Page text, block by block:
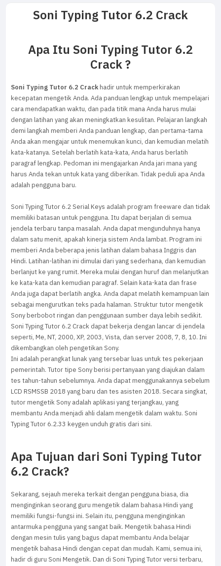
Soni Typing Tutor 6.2 Crack
Apa Itu Soni Typing Tutor 6.2
Crack ?
Soni Typing Tutor 6.2 Crackhadir untuk memperkirakan
kecepatan mengetik Anda. Ada panduan lengkap untuk mempelajari
cara mendapatkan waktu, dan pada titik mana Anda harus mulai
dengan latihan yang akan meningkatkan kesulitan. Pelajaran langkah
demi langkah memberi Anda panduan lengkap, dan pertama-tama
Anda akan mengajar untuk menemukan kunci, dan kemudian melatih
kata-katanya. Setelah berlatih kata-kata, Anda harus berlatih
paragraf lengkap. Pedoman ini mengajarkan Anda jari mana yang
harus Anda tekan untuk kata yang diberikan. Tidak peduli apa Anda
adalah pengguna baru.
Soni Typing Tutor 6.2 Serial Keys adalah program freeware dan tidak
memiliki batasan untuk pengguna. Itu dapat berjalan di semua
jendela terbaru tanpa masalah. Anda dapat mengunduhnya hanya
dalam satu menit, apakah kinerja sistem Anda lambat. Program ini
memberi Anda beberapa jenis latihan dalam bahasa Inggris dan
Hindi. Latihan-latihan ini dimulai dari yang sederhana, dan kemudian
berlanjut ke yang rumit. Mereka mulai dengan huruf dan melanjutkan
ke kata-kata dan kemudian paragraf. Selain kata-kata dan frase
Anda juga dapat berlatih angka. Anda dapat melatih kemampuan lain
sebagai mengurutkan teks pada halaman. Struktur tutor mengetik
Sony berbobot ringan dan penggunaan sumber daya lebih sedikit.
Soni Typing Tutor 6.2 Crack dapat bekerja dengan lancar di jendela
seperti, Me, NT, 2000, XP, 2003, Vista, dan server 2008, 7, 8, 10. Ini
dikembangkan oleh pengetikan Sony.
Ini adalah perangkat lunak yang tersebar luas untuk tes pekerjaan
pemerintah. Tutor tipe Sony berisi pertanyaan yang diajukan dalam
tes tahun-tahun sebelumnya. Anda dapat menggunakannya sebelum
LCD RSMSSB 2018 yang baru dan tes asisten 2018. Secara singkat,
tutor mengetik Sony adalah aplikasi yang terjangkau, yang
membantu Anda menjadi ahli dalam mengetik dalam waktu. Soni
Typing Tutor 6.2.33 keygen unduh gratis dari sini.
Apa Tujuan dari Soni Typing Tutor
6.2 Crack?
Sekarang, sejauh mereka terkait dengan pengguna biasa, dia
menginginkan seorang guru mengetik dalam bahasa Hindi yang
memiliki fungsi-fungsi ini. Selain itu, pengguna menginginkan
antarmuka pengguna yang sangat baik. Mengetik bahasa Hindi
dengan mesin tulis yang bagus dapat membantu Anda belajar
mengetik bahasa Hindi dengan cepat dan mudah. Kami, semua ini,
hadir di guru Soni Mengetik. Dan di Soni Typing Tutor versi terbaru,